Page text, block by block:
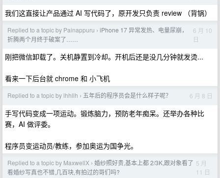
我们这直接让产品通过 AI 写代码了，原开发只负责 review （背锅）
Replied to a topic by Painappuru › iPhone 17 异常发热、电量尿崩，
折腾两个月终于破案了……
6 月 10
日
刚把微信卸载了。关机静置到冷却。开机后还是没几分钟就发烫...
看来一下后台就 chrome 和 小飞机
Replied to a topic by lhhllh › 五年后的程序员会是什么样子呢？ 6 月 8 日
手写代码变成一项运动。锻炼脑力，预防老年痴呆。还举办各种比
赛，AI 做评委。
程序员变运动员/教练，参加奥运为国争光。
Replied to a topic by MaxwellX › 婚纱照好贵,基本上都 2/3K,跟对象看了
看婚纱写真也不错,几百块,有拍过的哥们吗?
5 月
11 日